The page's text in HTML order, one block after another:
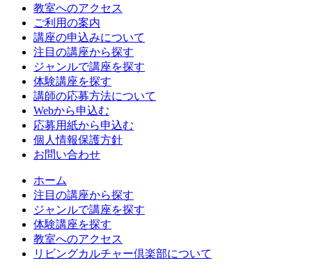
教室へのアクセス
ご利用の案内
講座の申込みについて
注目の講座から探す
ジャンルで講座を探す
体験講座を探す
講師の応募方法について
Webから申込む
応募用紙から申込む
個人情報保護方針
お問い合わせ
ホーム
注目の講座から探す
ジャンルで講座を探す
体験講座を探す
教室へのアクセス
リビングカルチャー倶楽部について